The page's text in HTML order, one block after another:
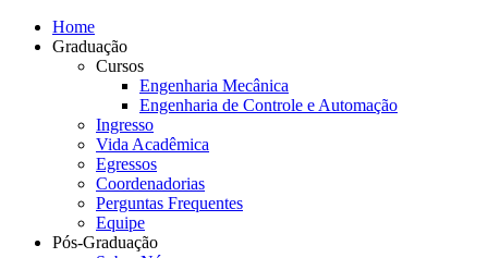
Home
Graduação
Cursos
Engenharia Mecânica
Engenharia de Controle e Automação
Ingresso
Vida Acadêmica
Egressos
Coordenadorias
Perguntas Frequentes
Equipe
Pós-Graduação